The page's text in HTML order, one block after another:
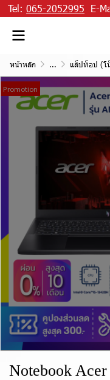
Tel: 065-2052995 E-
หน้าหลัก ... แล็ปท็อป (โ
Promotion
Notebook